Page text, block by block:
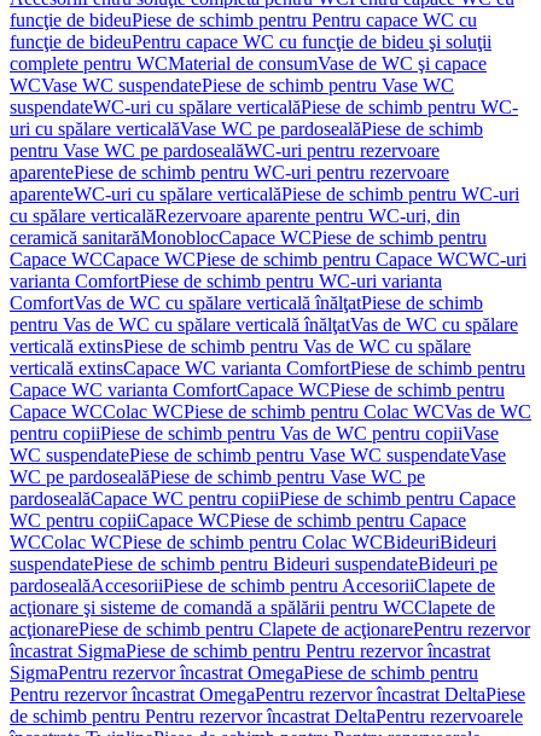
funcţie de bideuPiese de schimb pentru Pentru capace WC cu
funcţie de bideuPentru capace WC cu funcţie de bideu şi soluţii
complete pentru WCMaterial de consumVase de WC şi capace
WCVase WC suspendatePiese de schimb pentru Vase WC
suspendateWC-uri cu spălare verticalăPiese de schimb pentru WC-
uri cu spălare verticalăVase WC pe pardosealăPiese de schimb
pentru Vase WC pe pardosealăWC-uri pentru rezervoare
aparentePiese de schimb pentru WC-uri pentru rezervoare
aparenteWC-uri cu spălare verticalăPiese de schimb pentru WC-uri
cu spălare verticalăRezervoare aparente pentru WC-uri, din
ceramică sanitarăMonoblocCapace WCPiese de schimb pentru
Capace WCCapace WCPiese de schimb pentru Capace WCWC-uri
varianta ComfortPiese de schimb pentru WC-uri varianta
ComfortVas de WC cu spălare verticală înălţatPiese de schimb
pentru Vas de WC cu spălare verticală înălţatVas de WC cu spălare
verticală extinsPiese de schimb pentru Vas de WC cu spălare
verticală extinsCapace WC varianta ComfortPiese de schimb pentru
Capace WC varianta ComfortCapace WCPiese de schimb pentru
Capace WCColac WCPiese de schimb pentru Colac WCVas de WC
pentru copiiPiese de schimb pentru Vas de WC pentru copiiVase
WC suspendatePiese de schimb pentru Vase WC suspendateVase
WC pe pardosealăPiese de schimb pentru Vase WC pe
pardosealăCapace WC pentru copiiPiese de schimb pentru Capace
WC pentru copiiCapace WCPiese de schimb pentru Capace
WCColac WCPiese de schimb pentru Colac WCBideuriBideuri
suspendatePiese de schimb pentru Bideuri suspendateBideuri pe
pardosealăAccesoriiPiese de schimb pentru AccesoriiClapete de
acţionare şi sisteme de comandă a spălării pentru WCClapete de
acţionarePiese de schimb pentru Clapete de acţionarePentru rezervor
încastrat SigmaPiese de schimb pentru Pentru rezervor încastrat
SigmaPentru rezervor încastrat OmegaPiese de schimb pentru
Pentru rezervor încastrat OmegaPentru rezervor încastrat DeltaPiese
de schimb pentru Pentru rezervor încastrat DeltaPentru rezervoarele